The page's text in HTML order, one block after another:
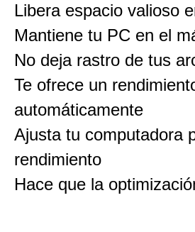
Libera espacio valioso
Mantiene tu PC en el
No deja rastro de tus
Te ofrece un
automáticamente
Ajusta tu computadora
rendimiento
Hace que la